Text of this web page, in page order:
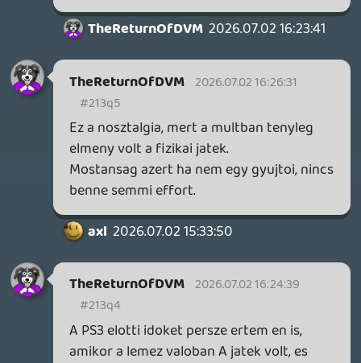
mik történtek velem akkoriban, akár az
éppen aktuális időjárás (nagy eső, szél,
köd, hó, kánikula) vagy események. Például
meleggel kapcsolom össze, a Stuntman:
Ignition-t az Xbox 360 Messenger Kit
megvételével (még egy konkrét pálya is
felavattam az MSN-nel), a Zeno Clash-t a
vizsgaidőszak végével, a Burnout Paradise
Remastered-et azzal, amikor vezetni
tanultam, a fémtokos Arkham City-ért
(plusz ajándék világítós kulcstartó) pedig
lyukas órák alatt sétáltam oda-vissza
keresztül a városon. Kicsit más, de a Sith-
ek bosszúja DVD-t hasonló módon egy
forgalmi dugóhoz kötöm, a MAD magazin
és a GameStar egyik számát
a harkányi
strandhoz (pontosabban utóbbit az esős
időhöz, amikor nem tudtunk elmenni oda
emiatt), az Ultimate Spider-Man 1-et